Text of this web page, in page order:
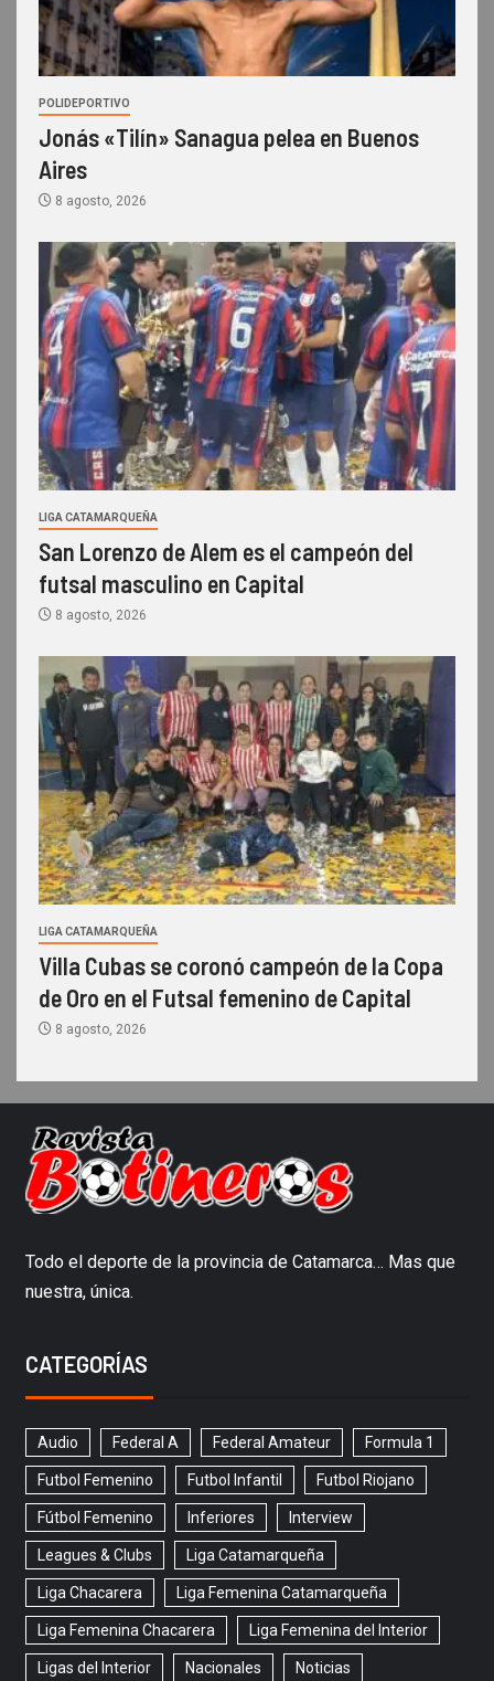
POLIDEPORTIVO
Jonás «Tilín» Sanagua pelea en Buenos
Aires
8 agosto, 2026
LIGA CATAMARQUEÑA
San Lorenzo de Alem es el campeón del
futsal masculino en Capital
8 agosto, 2026
LIGA CATAMARQUEÑA
Villa Cubas se coronó campeón de la Copa
de Oro en el Futsal femenino de Capital
8 agosto, 2026
Todo el deporte de la provincia de Catamarca… Mas que
nuestra, única.
CATEGORÍAS
Audio Federal A Federal Amateur Formula 1
Futbol Femenino Futbol Infantil Futbol Riojano
Fútbol Femenino Inferiores Interview
Leagues & Clubs Liga Catamarqueña
Liga Chacarera Liga Femenina Catamarqueña
Liga Femenina Chacarera Liga Femenina del Interior
Ligas del Interior Nacionales Noticias